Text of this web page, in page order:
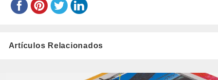
Artículos Relacionados